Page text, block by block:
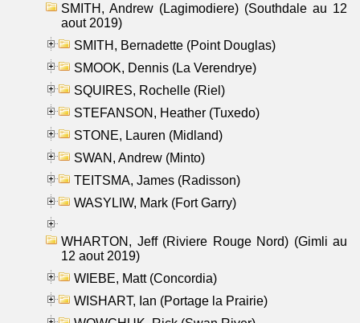
SMITH, Andrew (Lagimodiere) (Southdale au 12
aout 2019)
SMITH, Bernadette (Point Douglas)
SMOOK, Dennis (La Verendrye)
SQUIRES, Rochelle (Riel)
STEFANSON, Heather (Tuxedo)
STONE, Lauren (Midland)
SWAN, Andrew (Minto)
TEITSMA, James (Radisson)
WASYLIW, Mark (Fort Garry)
WHARTON, Jeff (Riviere Rouge Nord) (Gimli au
12 aout 2019)
WIEBE, Matt (Concordia)
WISHART, Ian (Portage la Prairie)